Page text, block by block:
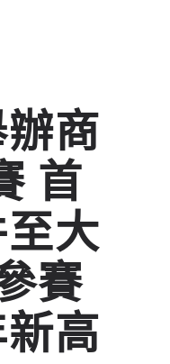
商
首
大
賽
高